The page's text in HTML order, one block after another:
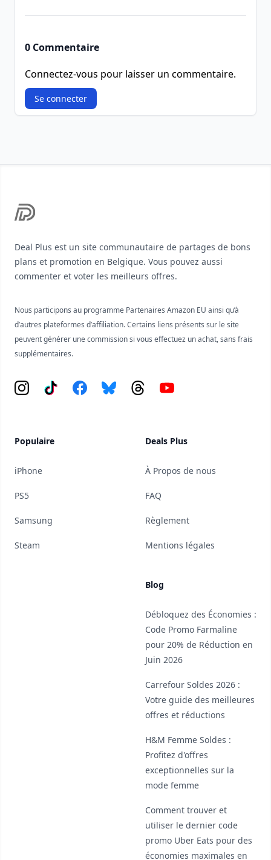
0 Commentaire
Connectez-vous pour laisser un commentaire.
Se connecter
Deal Plus est un site communautaire de partages de bons
plans et promotion en Belgique. Vous pouvez aussi
commenter et voter les meilleurs offres.
Nous participons au programme Partenaires Amazon EU ainsi qu’à
d’autres plateformes d’affiliation. Certains liens présents sur le site
peuvent générer une commission si vous effectuez un achat, sans frais
supplémentaires.
Instagram
Tiktok FacebookBlueskyThreadsYouTube
Populaire
iPhone
PS5
Samsung
Steam
Deals Plus
À Propos de nous
FAQ
Règlement
Mentions légales
Blog
Débloquez des Économies :
Code Promo Farmaline
pour 20% de Réduction en
Juin 2026
Carrefour Soldes 2026 :
Votre guide des meilleures
offres et réductions
H&M Femme Soldes :
Profitez d'offres
exceptionnelles sur la
mode femme
Comment trouver et
utiliser le dernier code
promo Uber Eats pour des
économies maximales en